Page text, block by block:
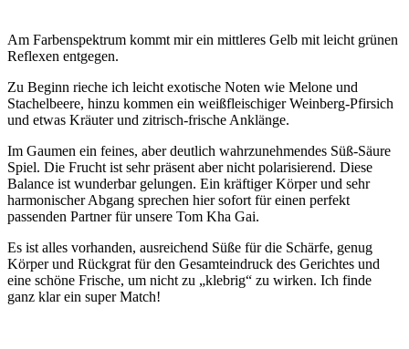
Am Farbenspektrum kommt mir ein mittleres Gelb mit leicht grünen
Reflexen entgegen.
Zu Beginn rieche ich leicht exotische Noten wie Melone und
Stachelbeere, hinzu kommen ein weißfleischiger Weinberg-Pfirsich
und etwas Kräuter und zitrisch-frische Anklänge.
Im Gaumen ein feines, aber deutlich wahrzunehmendes Süß-Säure
Spiel. Die Frucht ist sehr präsent aber nicht polarisierend. Diese
Balance ist wunderbar gelungen. Ein kräftiger Körper und sehr
harmonischer Abgang sprechen hier sofort für einen perfekt
passenden Partner für unsere Tom Kha Gai.
Es ist alles vorhanden, ausreichend Süße für die Schärfe, genug
Körper und Rückgrat für den Gesamteindruck des Gerichtes und
eine schöne Frische, um nicht zu „klebrig“ zu wirken. Ich finde
ganz klar ein super Match!